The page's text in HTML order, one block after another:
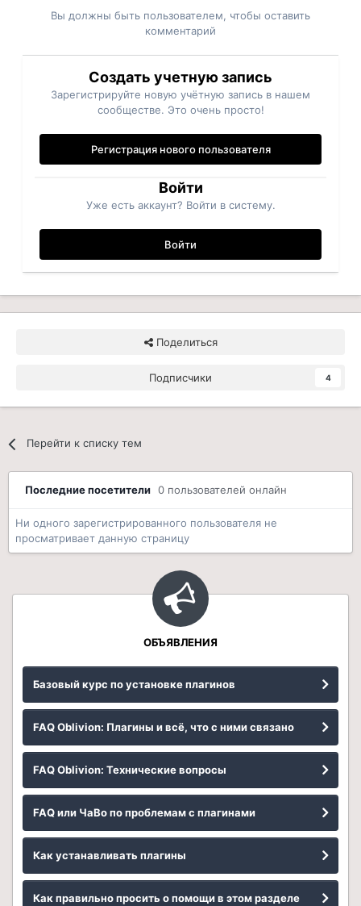
Вы должны быть пользователем, чтобы оставить
комментарий
Создать учетную запись
Зарегистрируйте новую учётную запись в нашем
сообществе. Это очень просто!
Регистрация нового пользователя
Войти
Уже есть аккаунт? Войти в систему.
Войти
Поделиться
Подписчики 4
Перейти к списку тем
Последние посетители 0 пользователей онлайн
Ни одного зарегистрированного пользователя не
просматривает данную страницу
ОБЪЯВЛЕНИЯ
Базовый курс по установке плагинов
FAQ Oblivion: Плагины и всё, что с ними связано
FAQ Oblivion: Технические вопросы
FAQ или ЧаВо по проблемам с плагинами
Как устанавливать плагины
Как правильно просить о помощи в этом разделе